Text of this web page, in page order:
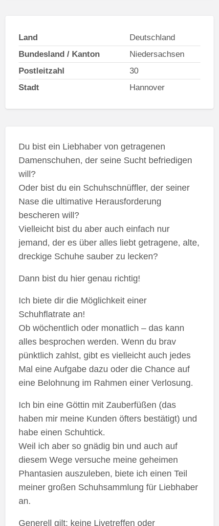
Land
Deutschland
Bundesland / Kanton
Niedersachsen
Postleitzahl
30
Stadt
Hannover
Du bist ein Liebhaber von getragenen
Damenschuhen, der seine Sucht befriedigen
will?
Oder bist du ein Schuhschnüffler, der seiner
Nase die ultimative Herausforderung
bescheren will?
Vielleicht bist du aber auch einfach nur
jemand, der es über alles liebt getragene, alte,
dreckige Schuhe sauber zu lecken?
Dann bist du hier genau richtig!
Ich biete dir die Möglichkeit einer
Schuhflatrate an!
Ob wöchentlich oder monatlich – das kann
alles besprochen werden. Wenn du brav
pünktlich zahlst, gibt es vielleicht auch jedes
Mal eine Aufgabe dazu oder die Chance auf
eine Belohnung im Rahmen einer Verlosung.
Ich bin eine Göttin mit Zauberfüßen (das
haben mir meine Kunden öfters bestätigt) und
habe einen Schuhtick.
Weil ich aber so gnädig bin und auch auf
diesem Wege versuche meine geheimen
Phantasien auszuleben, biete ich einen Teil
meiner großen Schuhsammlung für Liebhaber
an.
Generell gilt: keine Livetreffen oder